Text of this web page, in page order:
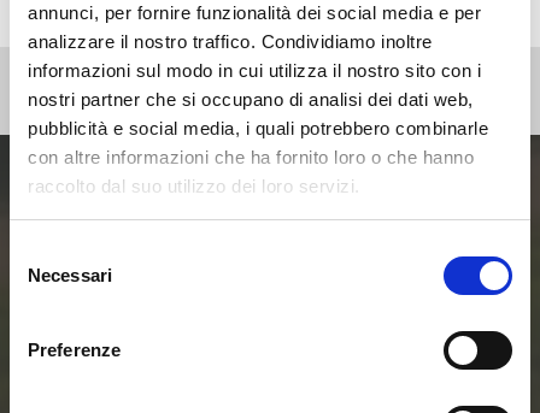
annunci, per fornire funzionalità dei social media e per
analizzare il nostro traffico. Condividiamo inoltre
informazioni sul modo in cui utilizza il nostro sito con i
nostri partner che si occupano di analisi dei dati web,
pubblicità e social media, i quali potrebbero combinarle
con altre informazioni che ha fornito loro o che hanno
raccolto dal suo utilizzo dei loro servizi.
delNecessari
Preferenze
Entra ora nel mondo
delle Smart Home e
delle Comunità